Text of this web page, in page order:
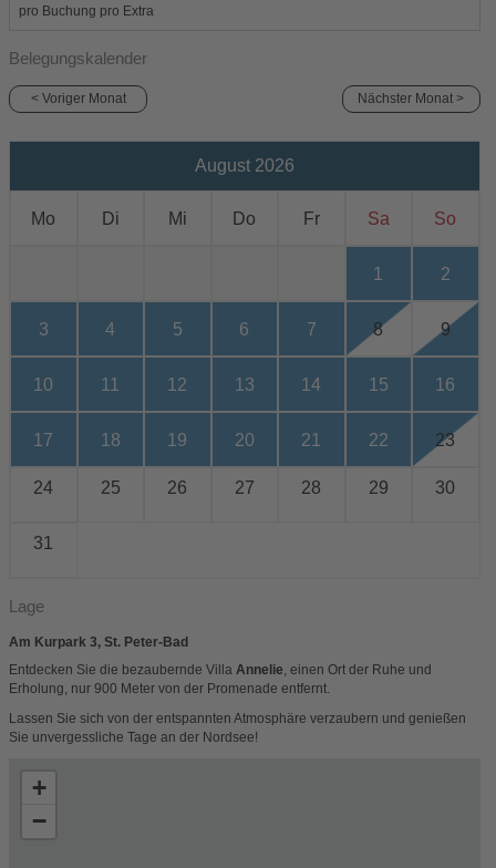
pro Buchung pro Extra
Belegungskalender
< Voriger Monat Nächster Monat >
August 2026
Mo Di Mi Do Fr Sa So
1 2
3 4 5 6 7 8 9
10 11 12 13 14 15 16
17 18 19 20 21 22 23
24 25 26 27 28 29 30
31
Lage
Am Kurpark 3, St. Peter-Bad
Entdecken Sie die bezaubernde Villa Annelie, einen Ort der Ruhe und
Erholung, nur 900 Meter von der Promenade entfernt.
Lassen Sie sich von der entspannten Atmosphäre verzaubern und genießen
Sie unvergessliche Tage an der Nordsee!
+
−